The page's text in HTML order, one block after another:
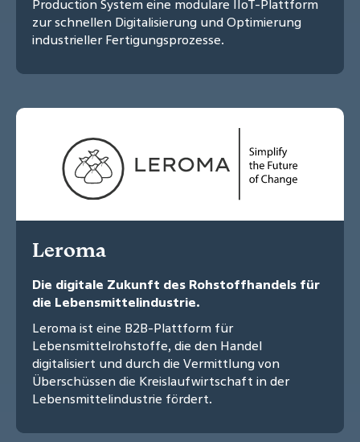
Production System eine modulare IIoT-Plattform
zur schnellen Digitalisierung und Optimierung
industrieller Fertigungsprozesse.
Leroma
Die digitale Zukunft des Rohstoffhandels für
die Lebensmittelindustrie.
Leroma ist eine B2B-Plattform für
Lebensmittelrohstoffe, die den Handel
digitalisiert und durch die Vermittlung von
Überschüssen die Kreislaufwirtschaft in der
Lebensmittelindustrie fördert.